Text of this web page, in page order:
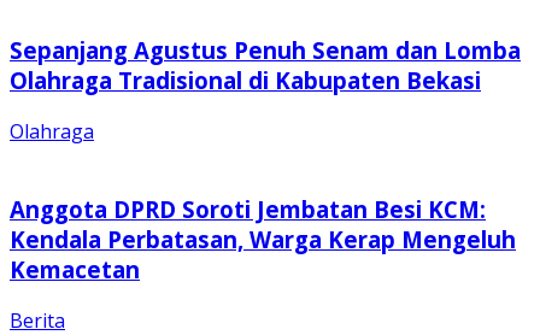
Sepanjang Agustus Penuh Senam dan Lomba
Olahraga Tradisional di Kabupaten Bekasi
Olahraga
Anggota DPRD Soroti Jembatan Besi KCM:
Kendala Perbatasan, Warga Kerap Mengeluh
Kemacetan
Berita